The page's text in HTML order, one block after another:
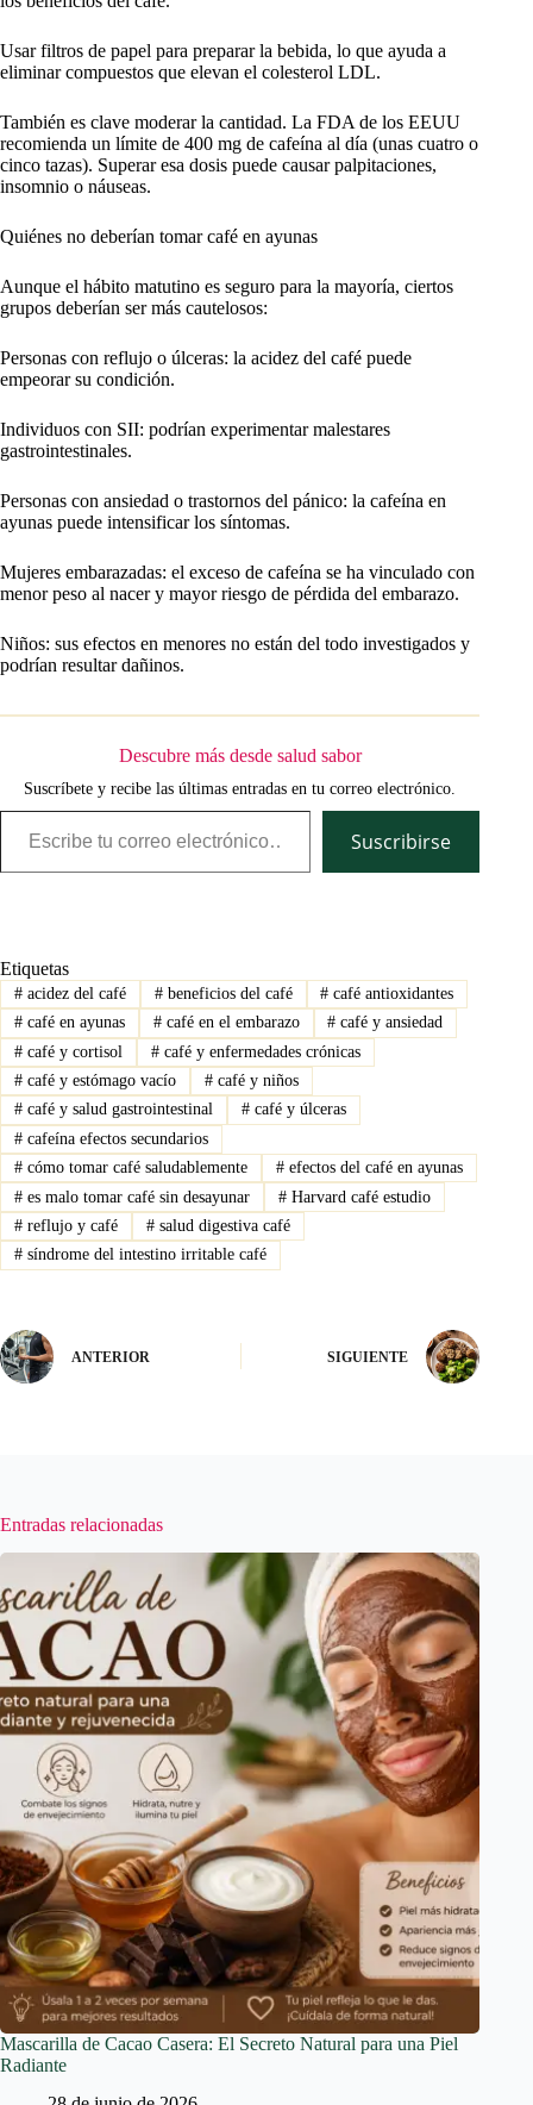
Usar filtros de papel para preparar la bebida, lo que ayuda a
eliminar compuestos que elevan el colesterol LDL.
También es clave moderar la cantidad. La FDA de los EEUU
recomienda un límite de 400 mg de cafeína al día (unas cuatro o
cinco tazas). Superar esa dosis puede causar palpitaciones,
insomnio o náuseas.
Quiénes no deberían tomar café en ayunas
Aunque el hábito matutino es seguro para la mayoría, ciertos
grupos deberían ser más cautelosos:
Personas con reflujo o úlceras: la acidez del café puede
empeorar su condición.
Individuos con SII: podrían experimentar malestares
gastrointestinales.
Personas con ansiedad o trastornos del pánico: la cafeína en
ayunas puede intensificar los síntomas.
Mujeres embarazadas: el exceso de cafeína se ha vinculado con
menor peso al nacer y mayor riesgo de pérdida del embarazo.
Niños: sus efectos en menores no están del todo investigados y
podrían resultar dañinos.
Descubre más desde salud sabor
Suscríbete y recibe las últimas entradas en tu correo electrónico.
Escribe tu correo electrónico…
Suscribirse
Etiquetas
#acidez del café #beneficios del café # café antioxidantes
#café en ayunas #café en el embarazo # café y ansiedad
#café y cortisol #café y enfermedades crónicas
#café y estómago vacío #café y niños
#café y salud gastrointestinal #café y úlceras
#cafeína efectos secundarios
#cómo tomar café saludablemente #efectos del café en ayunas
#es malo tomar café sin desayunar #Harvard café estudio
#reflujo y café #salud digestiva café
#síndrome del intestino irritable café
ANTERIOR SIGUIENTE
Entradas relacionadas
Mascarilla de Cacao Casera: El Secreto Natural para una Piel
Radiante